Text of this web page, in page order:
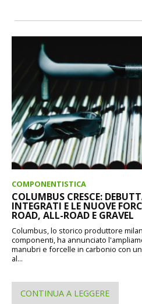
COMPONENTISTICA
COLUMBUS CRESCE:
INTEGRATI E LE NUOVE
ROAD, ALL-ROAD E GRAVEL
Columbus, lo storico produttore
componenti, ha annunciato
manubri e forcelle in carbonio con
al...
CONTINUA A LEGGERE